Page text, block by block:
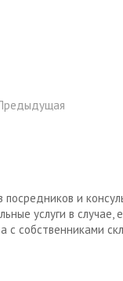
посредников и
услуги в
с собственниками